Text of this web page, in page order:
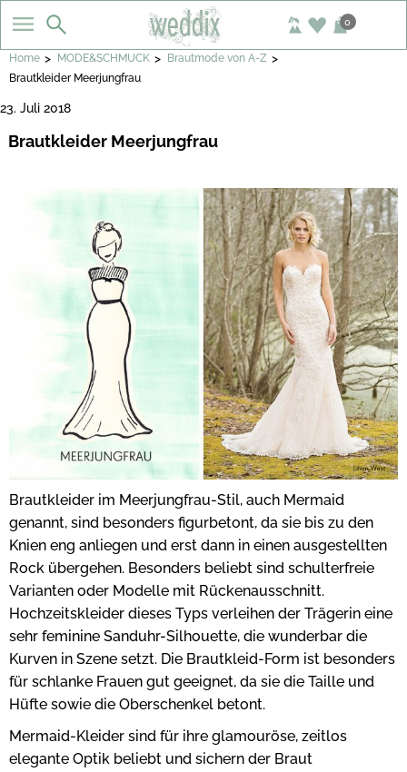
0
Home > MODE&SCHMUCK > Brautmode von A-Z >
Brautkleider Meerjungfrau
23. Juli 2018
Brautkleider Meerjungfrau
Brautkleider im Meerjungfrau-Stil, auch Mermaid
genannt, sind besonders figurbetont, da sie bis zu den
Knien eng anliegen und erst dann in einen ausgestellten
Rock übergehen. Besonders beliebt sind schulterfreie
Varianten oder Modelle mit Rückenausschnitt.
Hochzeitskleider dieses Typs verleihen der Trägerin eine
sehr feminine Sanduhr-Silhouette, die wunderbar die
Kurven in Szene setzt. Die Brautkleid-Form ist besonders
für schlanke Frauen gut geeignet, da sie die Taille und
Hüfte sowie die Oberschenkel betont.
Mermaid-Kleider sind für ihre glamouröse, zeitlos
elegante Optik beliebt und sichern der Braut